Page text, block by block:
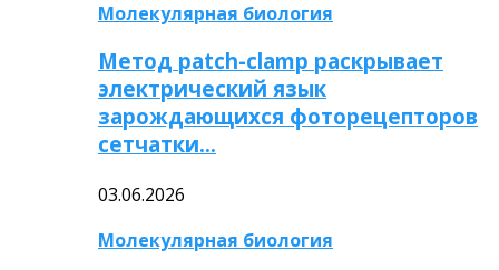
Молекулярная биология
Метод patch-clamp раскрывает
электрический язык
зарождающихся фоторецепторов
сетчатки…
03.06.2026
Молекулярная биология